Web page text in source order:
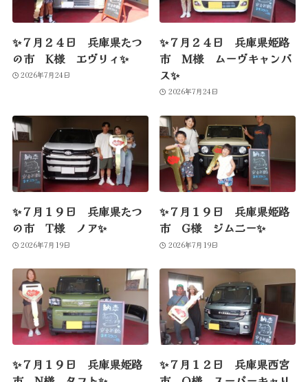
✨７月２４日 兵庫県たつ
の市 K様 エヴリィ✨
2026年7月24日
✨７月２４日 兵庫県姫路
市 M様 ムーヴキャンバ
ス✨
2026年7月24日
✨７月１９日 兵庫県たつ
の市 T様 ノア✨
2026年7月19日
✨７月１９日 兵庫県姫路
市 G様 ジムニー✨
2026年7月19日
✨７月１９日 兵庫県姫路
✨７月１２日 兵庫県西宮